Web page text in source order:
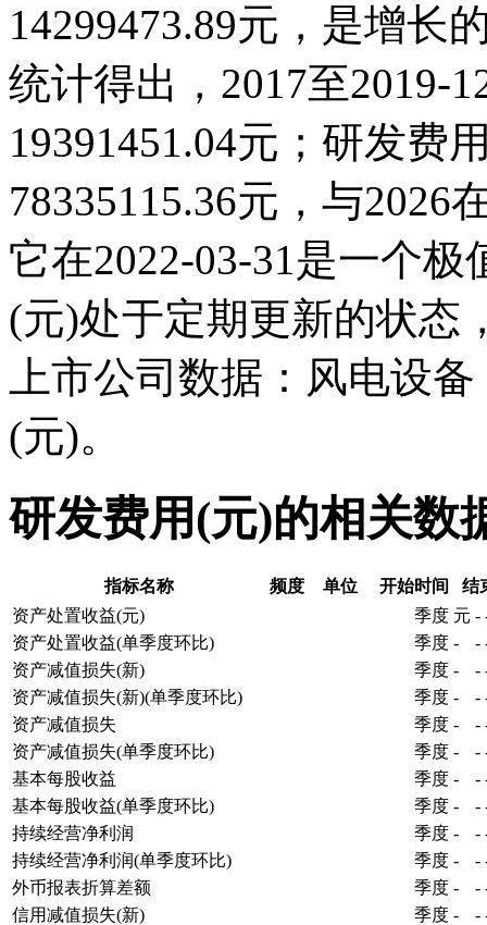
14299473.89元，是增长
统计得出，2017至2019-
19391451.04元；研发费
78335115.36元，与
它在2022-03-31是一个
(元)处于定期更新的状态
上市公司数据：风电设
(元)。
研发费用(元)的相关数
指标名称 频度 单位 开始时间
结
资产处置收益(元)
季度 元 -
资产处置收益(单季度环比)
季度 - -
资产减值损失(新)
季度 - -
资产减值损失(新)(单季度环比)
季度 - -
资产减值损失
季度 - -
资产减值损失(单季度环比)
季度 - -
基本每股收益
季度 - -
基本每股收益(单季度环比)
季度 - -
持续经营净利润
季度 - -
持续经营净利润(单季度环比)
季度 - -
外币报表折算差额
季度 - -
信用减值损失(新)
季度 - -